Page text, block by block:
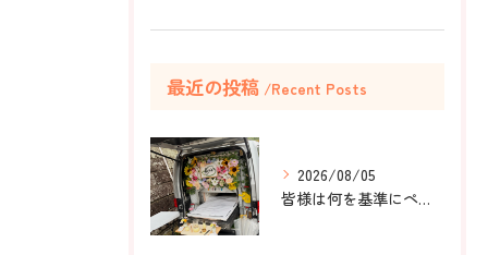
最近の投稿 Recent Posts
2026/08/05
皆様は何を基準にペット葬儀社を選びますか？